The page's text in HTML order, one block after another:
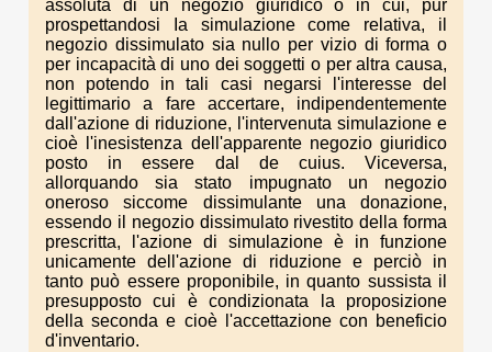
assoluta di un negozio giuridico o in cui, pur
prospettandosi Ia simulazione come relativa, il
negozio dissimulato sia nullo per vizio di forma o
per incapacità di uno dei soggetti o per altra causa,
non potendo in tali casi negarsi l'interesse del
legittimario a fare accertare, indipendentemente
dall'azione di riduzione, l'intervenuta simulazione e
cioè l'inesistenza dell'apparente negozio giuridico
posto in essere dal de cuius. Viceversa,
allorquando sia stato impugnato un negozio
oneroso siccome dissimulante una donazione,
essendo il negozio dissimulato rivestito della forma
prescritta, l'azione di simulazione è in funzione
unicamente dell'azione di riduzione e perciò in
tanto può essere proponibile, in quanto sussista il
presupposto cui è condizionata la proposizione
della seconda e cioè l'accettazione con beneficio
d'inventario.